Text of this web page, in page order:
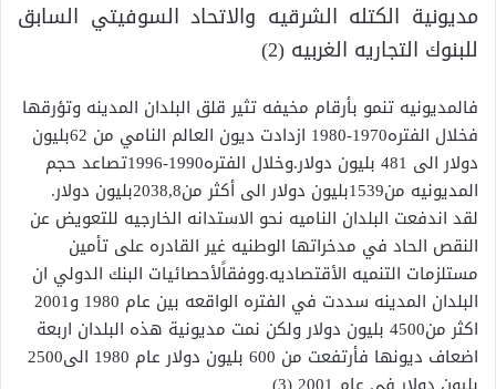
مديونية الكتله الشرقيه والاتحاد السوفيتي السابق
للبنوك التجاريه الغربيه (2)
فالمديونيه تنمو بأرقام مخيفه تثير قلق البلدان المدينه وتؤرقها
فخلال الفتره1970-1980 ازدادت ديون العالم النامي من 62بليون
دولار الى 481 بليون دولار.وخلال الفتره1990-1996تصاعد حجم
المديونيه من1539بليون دولار الى أكثر من2038,8بليون دولار.
لقد اندفعت البلدان الناميه نحو الاستدانه الخارجيه للتعويض عن
النقص الحاد في مدخراتها الوطنيه غير القادره على تأمين
مستلزمات التنميه الأقتصاديه.ووفقاًلأحصائيات البنك الدولي ان
البلدان المدينه سددت في الفتره الواقعه بين عام 1980 و2001
اكثر من4500 بليون دولار ولكن نمت مديونية هذه البلدان اربعة
اضعاف ديونها فأرتفعت من 600 بليون دولار عام 1980 الى2500